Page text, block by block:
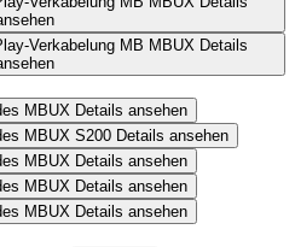
Verkabelung MB MBUX Details
MBUX Details ansehen
MBUX S200 Details ansehen
MBUX Details ansehen
MBUX Details ansehen
MBUX Details ansehen